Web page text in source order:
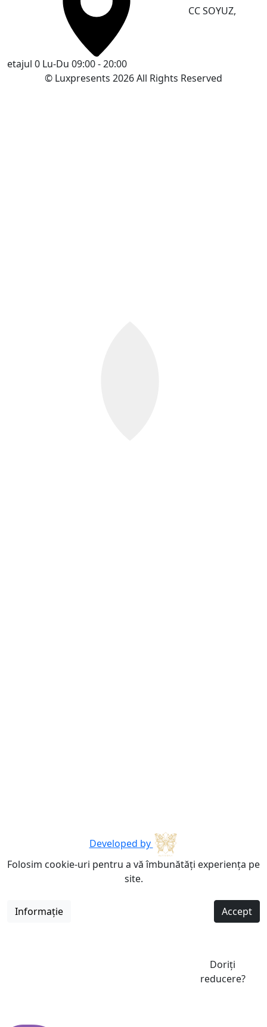
CC SOYUZ,
etajul 0 Lu-Du 09:00 - 20:00
© Luxpresents 2026 All Rights Reserved
Developed by
Folosim cookie-uri pentru a vă îmbunătăți experiența pe
site.
Informație Accept
Doriți
reducere?